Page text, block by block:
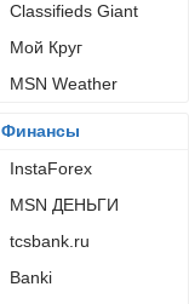
Classifieds Giant
Мой Круг
MSN Weather
Финансы
InstaForex
MSN ДЕНЬГИ
tcsbank.ru
Banki